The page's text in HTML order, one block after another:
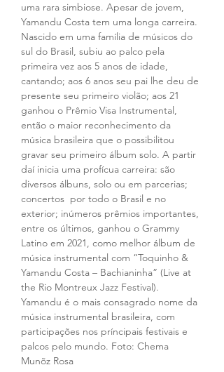
uma rara simbiose. Apesar de jovem,
Yamandu Costa tem uma longa carreira.
Nascido em uma família de músicos do
sul do Brasil, subiu ao palco pela
primeira vez aos 5 anos de idade,
cantando; aos 6 anos seu pai lhe deu de
presente seu primeiro violão; aos 21
ganhou o Prêmio Visa Instrumental,
então o maior reconhecimento da
música brasileira que o possibilitou
gravar seu primeiro álbum solo. A partir
daí inicia uma profícua carreira: são
diversos álbuns, solo ou em parcerias;
concertos  por todo o Brasil e no
exterior; inúmeros prêmios importantes,
entre os últimos, ganhou o Grammy
Latino em 2021, como melhor álbum de
música instrumental com “Toquinho &
Yamandu Costa – Bachianinha” (Live at
the Rio Montreux Jazz Festival).
Yamandu é o mais consagrado nome da
música instrumental brasileira, com
participações nos príncipais festivais e
palcos pelo mundo. Foto: Chema
Munõz Rosa